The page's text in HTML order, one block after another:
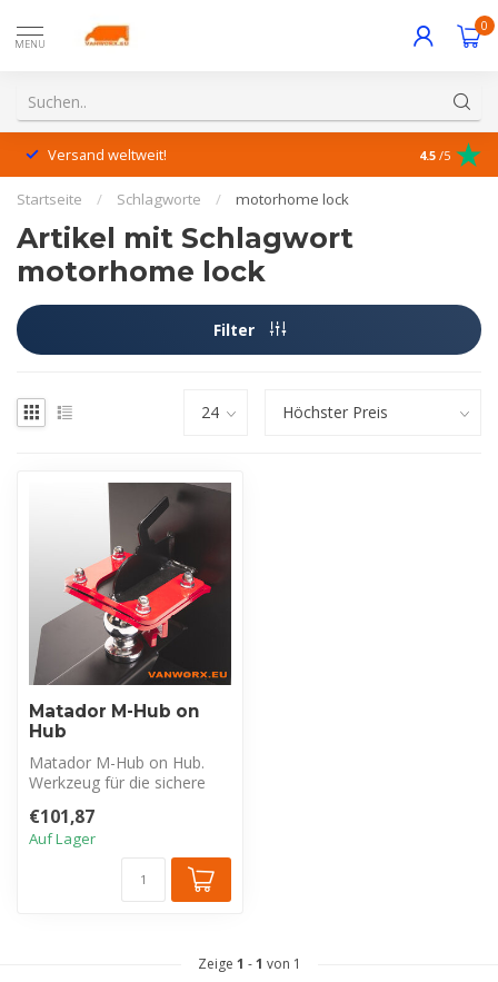
MENU
0
Versand weltweit! 4.5 /5
Startseite / Schlagworte / motorhome lock
Artikel mit Schlagwort
motorhome lock
Filter
Matador M-Hub on
Hub
Matador M-Hub on Hub.
Werkzeug für die sichere
Anbringen I...
€101,87
Auf Lager
Zeige 1 -1 von 1